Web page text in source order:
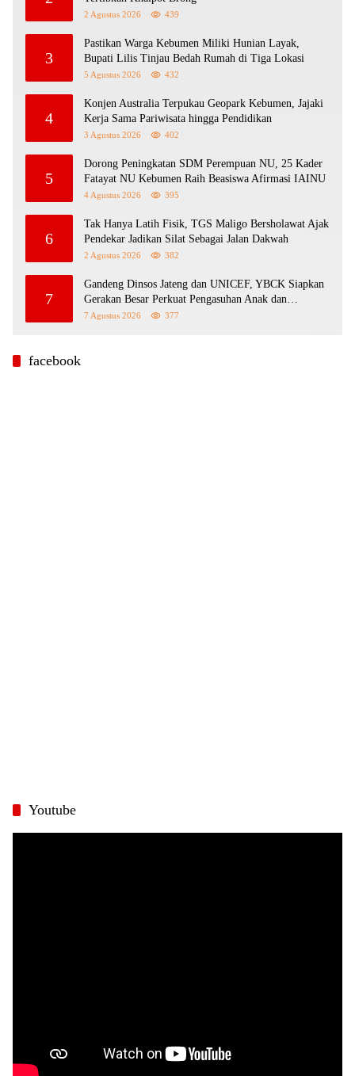
2 Agustus 2026 439
3
Pastikan Warga Kebumen Miliki Hunian Layak,
Bupati Lilis Tinjau Bedah Rumah di Tiga Lokasi
5 Agustus 2026 432
4
Konjen Australia Terpukau Geopark Kebumen, Jajaki
Kerja Sama Pariwisata hingga Pendidikan
3 Agustus 2026 402
5
Dorong Peningkatan SDM Perempuan NU, 25 Kader
Fatayat NU Kebumen Raih Beasiswa Afirmasi IAINU
4 Agustus 2026 395
6
Tak Hanya Latih Fisik, TGS Maligo Bersholawat Ajak
Pendekar Jadikan Silat Sebagai Jalan Dakwah
2 Agustus 2026 382
7
Gandeng Dinsos Jateng dan UNICEF, YBCK Siapkan
Gerakan Besar Perkuat Pengasuhan Anak dan
Ketahanan Keluarga
7 Agustus 2026 377
facebook
Youtube